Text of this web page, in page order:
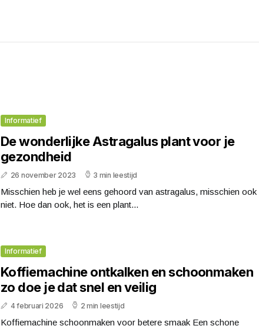
Informatief
De wonderlijke Astragalus plant voor je
gezondheid
26 november 2023 3 min leestijd
Misschien heb je wel eens gehoord van astragalus, misschien ook
niet. Hoe dan ook, het is een plant...
Informatief
Koffiemachine ontkalken en schoonmaken
zo doe je dat snel en veilig
4 februari 2026 2 min leestijd
Koffiemachine schoonmaken voor betere smaak Een schone